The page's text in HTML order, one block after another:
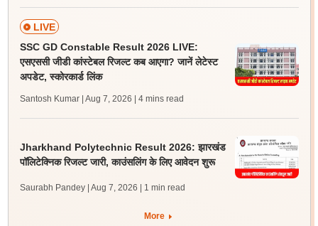
LIVE
SSC GD Constable Result 2026 LIVE:
एसएससी जीडी कांस्टेबल रिजल्ट कब आएगा? जानें लेटेस्ट
अपडेट, स्कोरकार्ड लिंक
Santosh Kumar | Aug 7, 2026 | 4 mins read
Jharkhand Polytechnic Result 2026: झारखंड
पॉलिटेक्निक रिजल्ट जारी, काउंसलिंग के लिए आवेदन शुरू
Saurabh Pandey | Aug 7, 2026 | 1 min read
More